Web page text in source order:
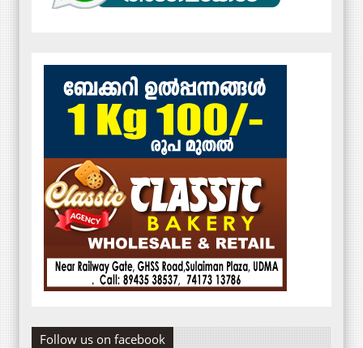
Follow us on facebook